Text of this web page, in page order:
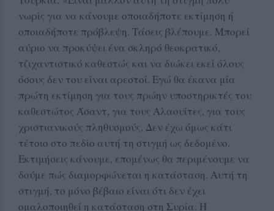
νωρίς για να κάνουμε οποιαδήποτε εκτίμηση ή
οποιαδήποτε πρόβλεψη. Τάσεις βλέπουμε. Μπορεί
αύριο να προκύψει ένα σκληρό θεοκρατικό,
τζιχαντιστικό καθεστώς και να διώκει εκεί όλους
όσους δεν του είναι αρεστοί. Εγώ θα έκανα μία
πρώτη εκτίμηση για τους πρώην υποστηρικτές του
καθεστώτος Άσαντ, για τους Αλαουίτες, για τους
χριστιανικούς πληθυσμούς. Δεν έχω όμως κάτι
τέτοιο στο πεδίο αυτή τη στιγμή ως δεδομένο.
Εκτιμήσεις κάνουμε, επομένως θα περιμένουμε να
δούμε πώς διαμορφώνεται η κατάσταση. Αυτή τη
στιγμή, το μόνο βέβαιο είναι ότι δεν έχει
ομαλοποιηθεί η κατάσταση στη Συρία. Η